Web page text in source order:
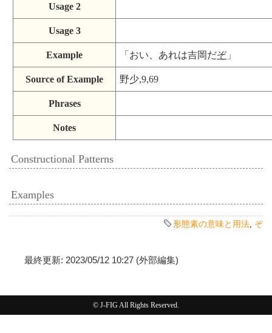
Usage 2
Usage 3
Example 「おい、あれは吉岡だぞ」
Source of Example 野少,9,69
Phrases
Notes
Constructional Patterns
Examples
形態素の意味と用法 ぞ
最終更新: 2023/05/12 10:27 (外部編集)
© J-FIG All Rights Reserved.